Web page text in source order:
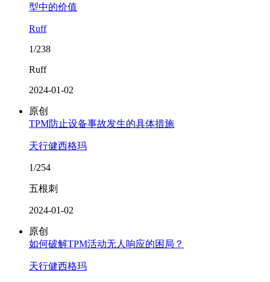
型中的价值
Ruff
1/238
Ruff
2024-01-02
原创
TPM防止设备事故发生的具体措施
天行健西格玛
1/254
五根刺
2024-01-02
原创
如何破解TPM活动无人响应的困局？
天行健西格玛